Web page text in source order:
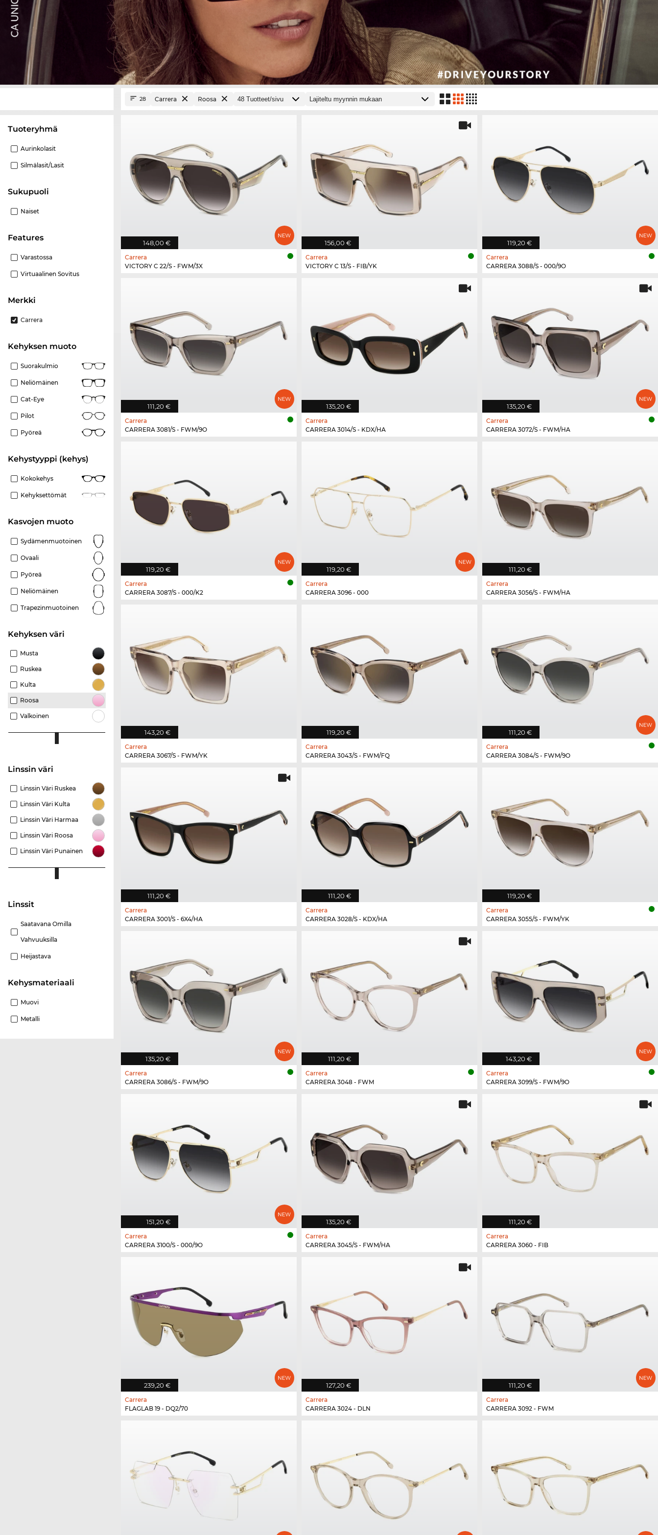
Tuoteryhmä
Aurinkolasit
Silmälasit/lasit
Sukupuoli
Naiset
Features
Varastossa
Virtuaalinen Sovitus
Merkki
Carrera
Kehyksen muoto
Suorakulmio
Neliömäinen
Cat-Eye
Pilot
Pyöreä
Kehystyyppi (kehys)
Kokokehys
Kehyksettömät
Kasvojen muoto
Sydämenmuotoinen
Ovaali
Pyöreä
Neliömäinen
Trapezinmuotoinen
Kehyksen väri
Musta
Ruskea
Kulta
Roosa
Valkoinen
Linssin väri
Linssin Väri Ruskea
Linssin Väri Kulta
Linssin Väri Harmaa
Linssin Väri Roosa
Linssin Väri Punainen
Linssit
Saatavana Omilla
Vahvuuksilla
Heijastava
Kehysmateriaali
Muovi
Metalli
28 Carrera Roosa
148,00 €
Carrera
VICTORY C 22/S - FWM/3X
156,00 €
Carrera
VICTORY C 13/S - FIB/YK
119,20 €
Carrera
CARRERA 3088/S - 000/9O
111,20 €
Carrera
CARRERA 3081/S - FWM/9O
135,20 €
Carrera
CARRERA 3014/S - KDX/HA
135,20 €
Carrera
CARRERA 3072/S - FWM/HA
119,20 €
Carrera
CARRERA 3087/S - 000/K2
119,20 €
Carrera
CARRERA 3096 - 000
111,20 €
Carrera
CARRERA 3056/S - FWM/HA
143,20 €
Carrera
CARRERA 3067/S - FWM/YK
119,20 €
Carrera
CARRERA 3043/S - FWM/FQ
111,20 €
Carrera
CARRERA 3084/S - FWM/9O
111,20 €
Carrera
CARRERA 3001/S - 6X4/HA
111,20 €
Carrera
CARRERA 3028/S - KDX/HA
119,20 €
Carrera
CARRERA 3055/S - FWM/YK
135,20 €
Carrera
CARRERA 3086/S - FWM/9O
111,20 €
Carrera
CARRERA 3048 - FWM
143,20 €
Carrera
CARRERA 3099/S - FWM/9O
151,20 €
Carrera
CARRERA 3100/S - 000/9O
135,20 €
Carrera
CARRERA 3045/S - FWM/HA
111,20 €
Carrera
CARRERA 3060 - FIB
239,20 €
Carrera
FLAGLAB 19 - DQ2/70
127,20 €
Carrera
CARRERA 3024 - DLN
111,20 €
Carrera
CARRERA 3092 - FWM